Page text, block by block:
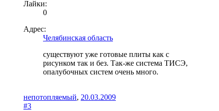
Лайки:
0
Адрес:
Челябинская область
существуют уже готовые плиты как с
рисунком так и без. Так-же система ТИСЭ,
опалубочных систем очень много.
непотопляемый, 20.03.2009
#3